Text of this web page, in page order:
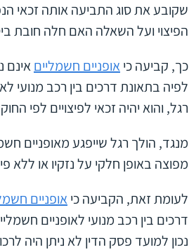
שקובע את סוג התביעה אותה זכאי
הפיצוי ועל השאלה האם חלה חובת
כך, קביעה כיאופניים חשמלייםאינם
לפיה בתאונת דרכים בין רכב מנועי
רגל, והוא יהיה זכאי לפיצויים לפי
מנגד, הולך רגלשייפגע מאופניים
מפוצה באופן חלקי על נזקיו או ללא
לעומת זאת, הקביעה כיאופניים
דרכים בין רכב מנועי לאופניים
נכון למועד פסק הדין לא ניתן היה